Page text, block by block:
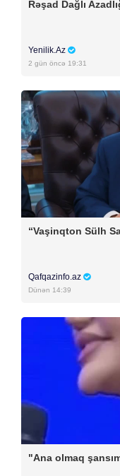
Rəşad Dağlı
Yenilik.Az
2 gün öncə 19:31
“Vaşinqton Sülh
Qafqazinfo.az
Dünən 14:39
"Ana olmaq